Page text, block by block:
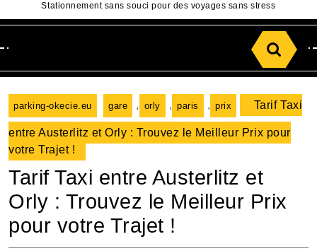
Stationnement sans souci pour des voyages sans stress
for:
parking-okecie.eu gare , orly , paris , prix Tarif Taxi
entre Austerlitz et Orly : Trouvez le Meilleur Prix pour
votre Trajet !
Tarif Taxi entre Austerlitz et
Orly : Trouvez le Meilleur Prix
pour votre Trajet !